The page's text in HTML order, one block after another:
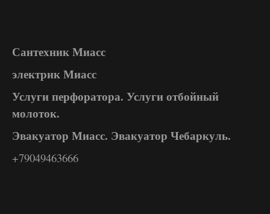
Сантехник Миасс
электрик Миасс
Услуги перфоратора. Услуги отбойный
молоток.
Эвакуатор Миасс. Эвакуатор Чебаркуль.
+79049463666